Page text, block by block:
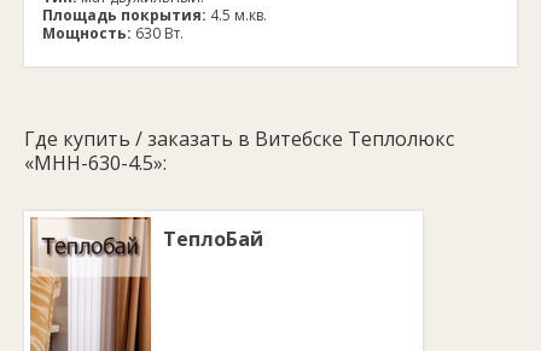
Площадь покрытия: 4.5 м.кв.
Мощность: 630 Вт.
Где купить / заказать в Витебске Теплолюкс
«МНН-630-4.5»:
ТеплоБай